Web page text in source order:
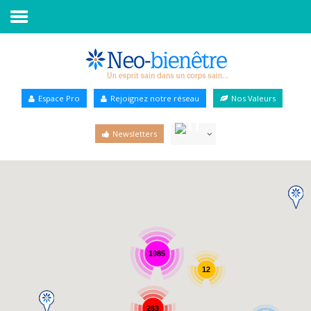
Annuaire Bien-être
Espace Pro Rejoignez notre réseau Nos Valeurs
Newsletters
1085
263
12